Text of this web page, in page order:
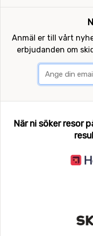
Anmäl er till vårt
erbjudanden om
När ni söker resor